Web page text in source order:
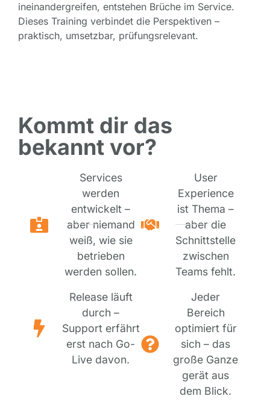
ineinandergreifen, entstehen Brüche im Service.
Dieses Training verbindet die Perspektiven –
praktisch, umsetzbar, prüfungsrelevant.
Kommt dir das
bekannt vor?
Services
werden
entwickelt –
aber niemand
weiß, wie sie
betrieben
werden sollen.
Release läuft
durch –
Support erfährt
erst nach Go-
Live davon.
User
Experience
ist Thema –
aber die
Schnittstelle
zwischen
Teams fehlt.
Jeder
Bereich
optimiert für
sich – das
große Ganze
gerät aus
dem Blick.